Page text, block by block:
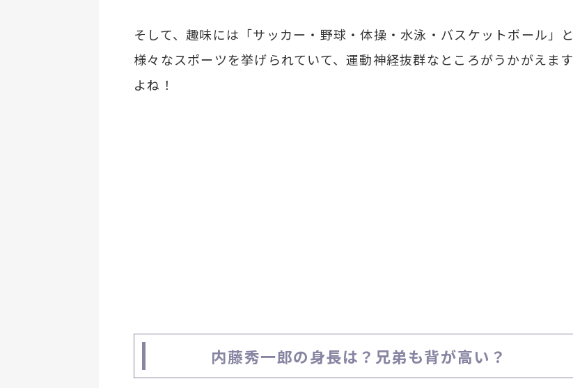
そして、趣味には「サッカー・野球・体操・水泳・バスケットボール」と
様々なスポーツを挙げられていて、運動神経抜群なところがうかがえます
よね！
内藤秀一郎の身長は？兄弟も背が高い？